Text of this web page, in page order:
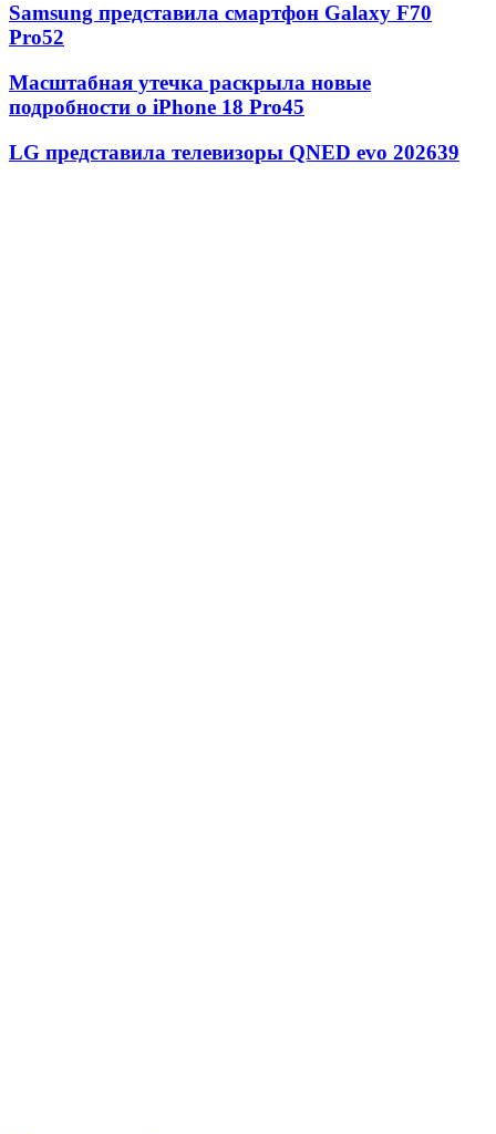
Samsung представила смартфон Galaxy F70
Pro52
Масштабная утечка раскрыла новые
подробности о iPhone 18 Pro45
LG представила телевизоры QNED evo 202639